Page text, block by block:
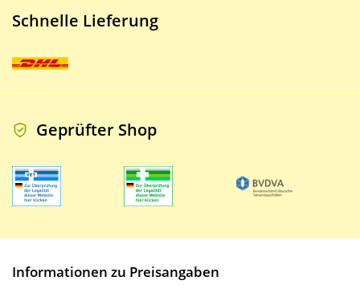
Schnelle Lieferung
Geprüfter Shop
Informationen zu Preisangaben